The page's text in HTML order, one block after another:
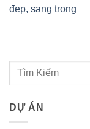
đẹp, sang trọng
DỰ ÁN